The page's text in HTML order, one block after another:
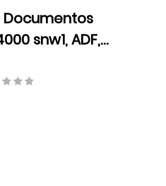
Documentos
snw1, ADF,
600